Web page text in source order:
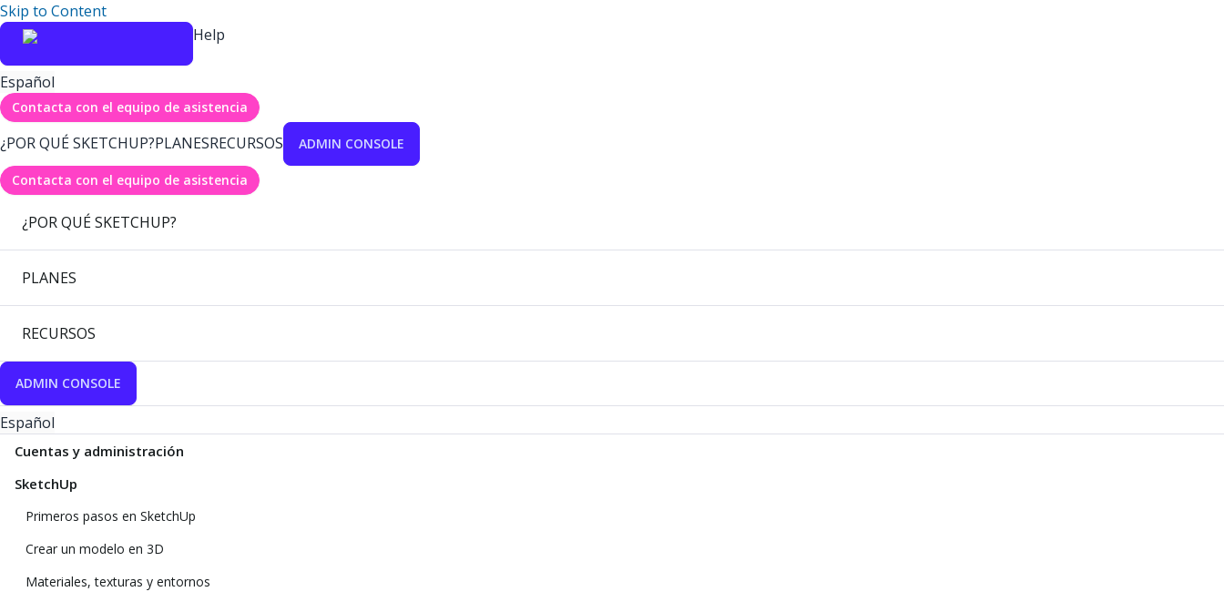
Skip to Content
Help
Español
Contacta con el equipo de asistencia
¿POR QUÉ SKETCHUP?PLANESRECURSOS ADMIN CONSOLE
Contacta con el equipo de asistencia
¿POR QUÉ SKETCHUP?
PLANES
RECURSOS
ADMIN CONSOLE
Español
Cuentas y administración
SketchUp
Primeros pasos en SketchUp
Crear un modelo en 3D
Materiales, texturas y entornos